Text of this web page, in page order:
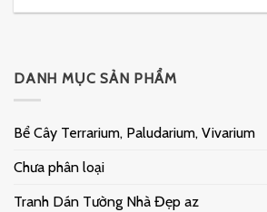
DANH MỤC SẢN PHẨM
Bể Cây Terrarium, Paludarium, Vivarium
Chưa phân loại
Tranh Dán Tường Nhà Đẹp az